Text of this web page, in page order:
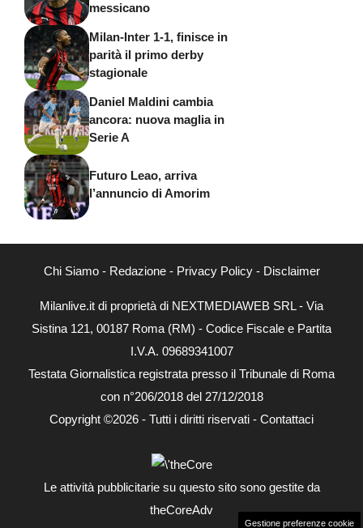
messicano
Milan-Inter 1-1, finisce in
parità il primo derby
stagionale
Daniel Maldini cambia
ancora: nuova maglia in
Serie A
Futuro Leao, arriva
l’annuncio di Amorim
Chi Siamo- Redazione- Privacy Policy- Disclaimer
Milanlive.it di proprietà di NEXTMEDIAWEB SRL - Via
Sistina 121, 00187 Roma (RM) - Codice Fiscale e Partita
I.V.A. 09689341007
Testata Giornalistica registrata presso il Tribunale di Roma
con n°206/2018 del 27/12/2018
Copyright ©2026 - Tutti i diritti riservati - Contattaci
Le attività pubblicitarie su questo sito sono gestite da
theCoreAdv
Gestione preferenze cookie